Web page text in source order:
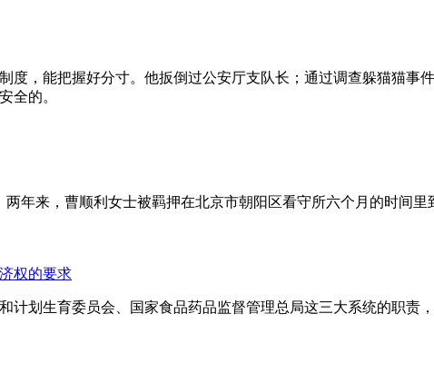
度，能把握好分寸。他扳倒过公安厅支队长；通过调查躲猫猫事
全的。
年来，曹顺利女士被羁押在北京市朝阳区看守所六个月的时间
权的要求
计划生育委员会、国家食品药品监督管理总局这三大系统的职责